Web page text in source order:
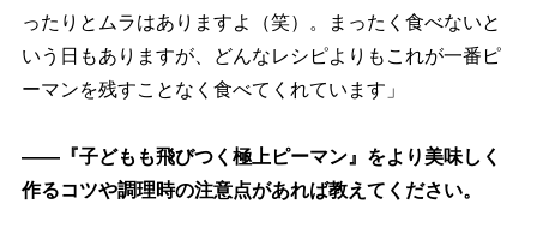
ったりとムラはありますよ（笑）。まったく食べないと
いう日もありますが、どんなレシピよりもこれが一番ピ
ーマンを残すことなく食べてくれています」
――『子どもも飛びつく極上ピーマン』をより美味しく
作るコツや調理時の注意点があれば教えてください。